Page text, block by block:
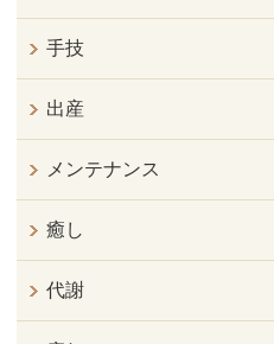
手技
出産
メンテナンス
癒し
代謝